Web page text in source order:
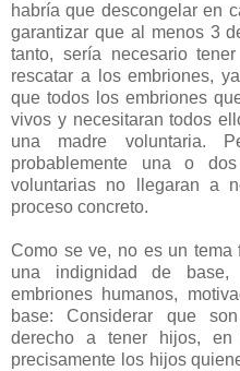
habría que descongelar en
garantizar que al menos 3
tanto, sería necesario
rescatar a los embriones,
que todos los embriones
vivos y necesitaran todos
una madre voluntaria.
probablemente una o
voluntarias no llegaran a
proceso concreto.
Como se ve, no es un tema
una indignidad de
embriones humanos,
base: Considerar que
derecho a tener hijos,
precisamente los hijos